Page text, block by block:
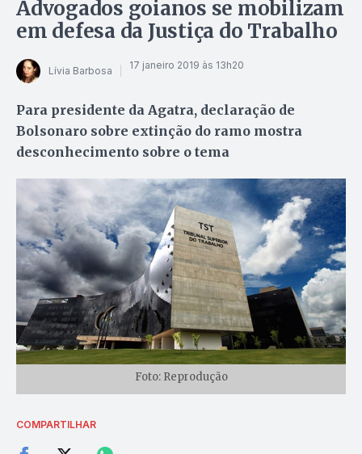
Advogados goianos se mobilizam
em defesa da Justiça do Trabalho
Lívia Barbosa 17 janeiro 2019 às 13h20
Para presidente da Agatra, declaração de
Bolsonaro sobre extinção do ramo mostra
desconhecimento sobre o tema
Foto: Reprodução
COMPARTILHAR